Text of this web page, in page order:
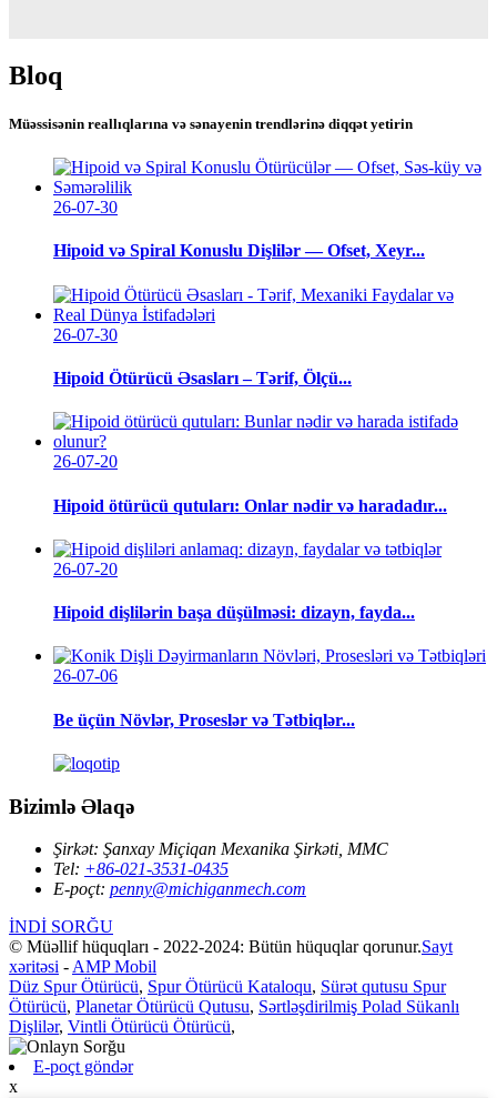
Bloq
Müəssisənin reallıqlarına və sənayenin trendlərinə diqqət yetirin
26-07-30
Hipoid və Spiral Konuslu Dişlilər — Ofset, Xeyr...
26-07-30
Hipoid Ötürücü Əsasları – Tərif, Ölçü...
26-07-20
Hipoid ötürücü qutuları: Onlar nədir və haradadır...
26-07-20
Hipoid dişlilərin başa düşülməsi: dizayn, fayda...
26-07-06
Be üçün Növlər, Proseslər və Tətbiqlər...
Bizimlə Əlaqə
Şirkət: Şanxay Miçiqan Mexanika Şirkəti, MMC
Tel: +86-021-3531-0435
E-poçt: penny@michiganmech.com
İNDİ SORĞU
© Müəllif hüquqları - 2022-2024: Bütün hüquqlar qorunur.Sayt
xəritəsi - AMP Mobil
Düz Spur Ötürücü, Spur Ötürücü Kataloqu, Sürət qutusu Spur
Ötürücü, Planetar Ötürücü Qutusu, Sərtləşdirilmiş Polad Sükanlı
Dişlilər, Vintli Ötürücü Ötürücü,
E-poçt göndər
x